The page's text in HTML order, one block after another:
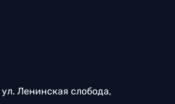
Ленинская слобода,